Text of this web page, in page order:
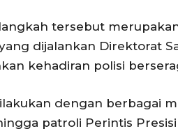
tersebut
dijalankan Direktorat
kehadiran polisi
dengan berbagai
patroli Perintis